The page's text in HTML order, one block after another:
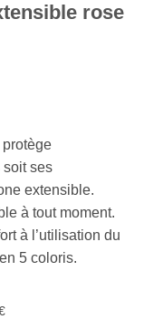
rose
soit ses
extensible.
à tout moment.
à l’utilisation du
5 coloris.